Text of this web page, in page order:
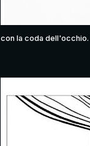
con la coda dell'occhio.